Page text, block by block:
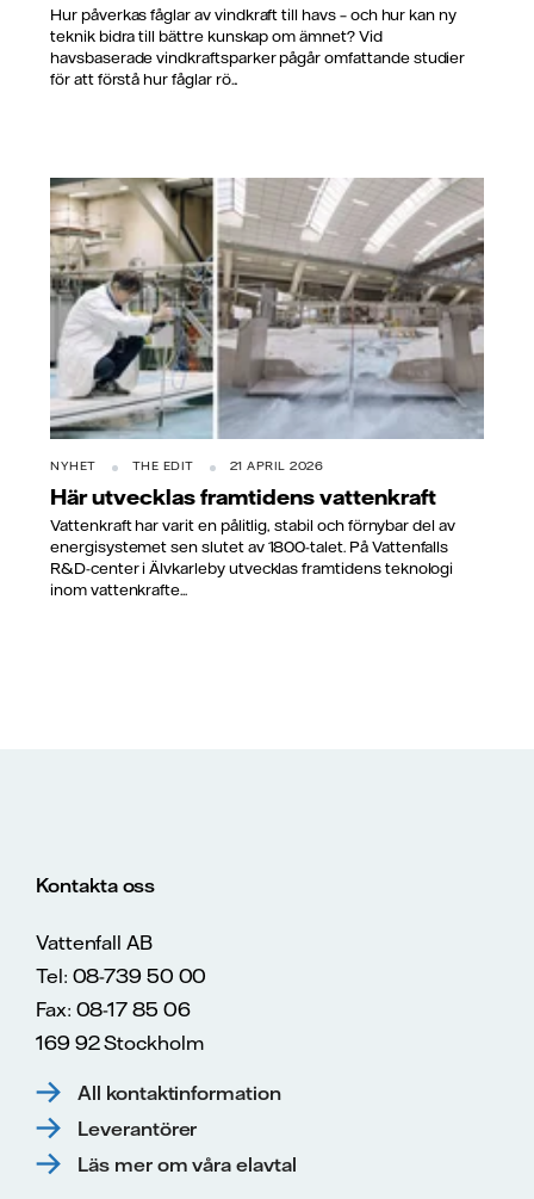
Hur påverkas fåglar av vindkraft till havs – och hur kan ny
teknik bidra till bättre kunskap om ämnet? Vid
havsbaserade vindkraftsparker pågår omfattande studier
för att förstå hur fåglar rö...
NYHET THE EDIT 21 APRIL 2026
Här utvecklas framtidens vattenkraft
Vattenkraft har varit en pålitlig, stabil och förnybar del av
energisystemet sen slutet av 1800-talet. På Vattenfalls
R&D-center i Älvkarleby utvecklas framtidens teknologi
inom vattenkrafte...
Kontakta oss
Vattenfall AB
Tel: 08-739 50 00
Fax: 08-17 85 06
169 92 Stockholm
All kontaktinformation
Leverantörer
Läs mer om våra elavtal